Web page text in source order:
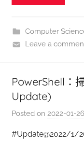
Computer
Leave a
PowerShell：
Update)
Posted on 2022-01-26
#Update@2022/1/